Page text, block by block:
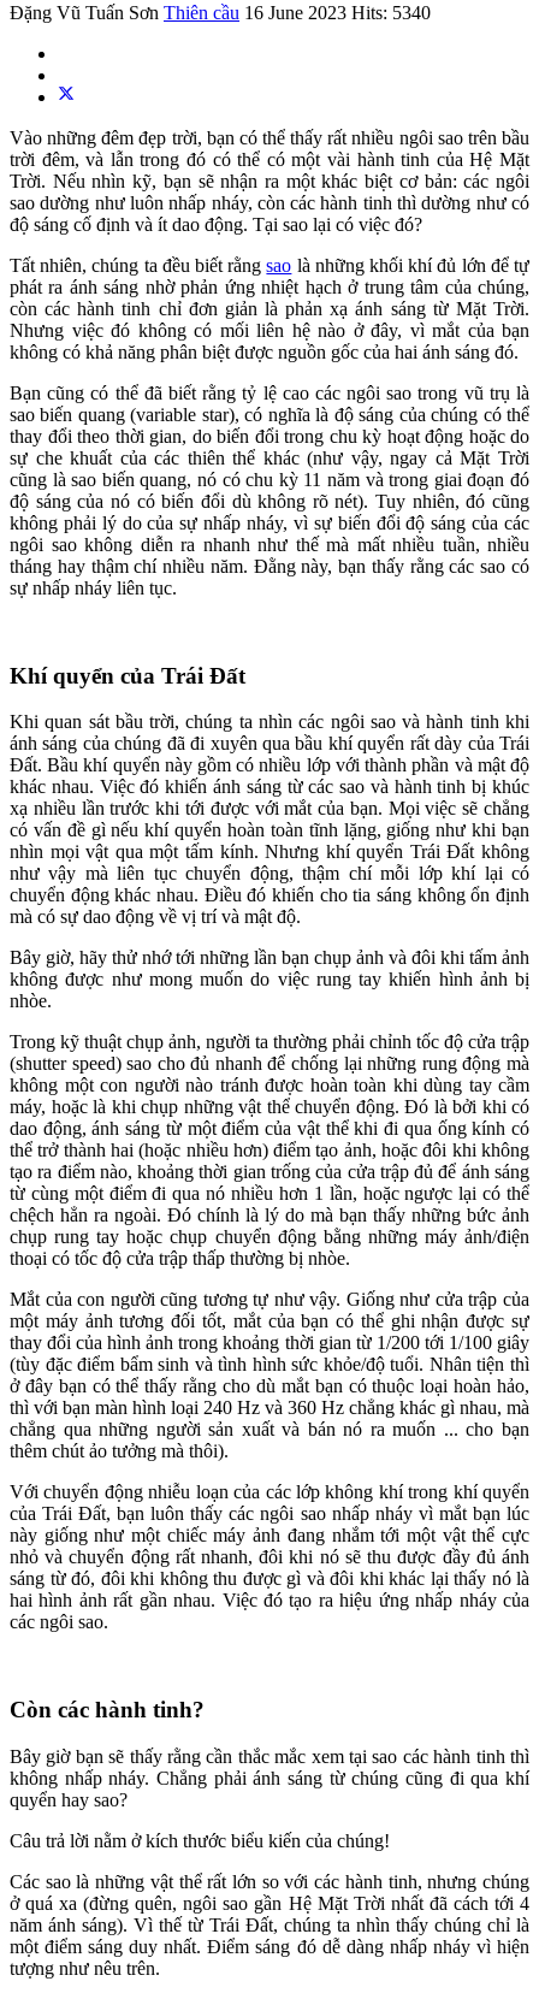
Đặng Vũ Tuấn Sơn Thiên cầu 16 June 2023 Hits: 5340
Vào những đêm đẹp trời, bạn có thể thấy rất nhiều ngôi sao trên bầu
trời đêm, và lẫn trong đó có thể có một vài hành tinh của Hệ Mặt
Trời. Nếu nhìn kỹ, bạn sẽ nhận ra một khác biệt cơ bản: các ngôi
sao dường như luôn nhấp nháy, còn các hành tinh thì dường như có
độ sáng cố định và ít dao động. Tại sao lại có việc đó?
Tất nhiên, chúng ta đều biết rằngsao là những khối khí đủ lớn để tự
phát ra ánh sáng nhờ phản ứng nhiệt hạch ở trung tâm của chúng,
còn các hành tinh chỉ đơn giản là phản xạ ánh sáng từ Mặt Trời.
Nhưng việc đó không có mối liên hệ nào ở đây, vì mắt của bạn
không có khả năng phân biệt được nguồn gốc của hai ánh sáng đó.
Bạn cũng có thể đã biết rằng tỷ lệ cao các ngôi sao trong vũ trụ là
sao biến quang (variable star), có nghĩa là độ sáng của chúng có thể
thay đổi theo thời gian, do biến đổi trong chu kỳ hoạt động hoặc do
sự che khuất của các thiên thể khác (như vậy, ngay cả Mặt Trời
cũng là sao biến quang, nó có chu kỳ 11 năm và trong giai đoạn đó
độ sáng của nó có biến đổi dù không rõ nét). Tuy nhiên, đó cũng
không phải lý do của sự nhấp nháy, vì sự biến đổi độ sáng của các
ngôi sao không diễn ra nhanh như thế mà mất nhiều tuần, nhiều
tháng hay thậm chí nhiều năm. Đằng này, bạn thấy rằng các sao có
sự nhấp nháy liên tục.
Khí quyển của Trái Đất
Khi quan sát bầu trời, chúng ta nhìn các ngôi sao và hành tinh khi
ánh sáng của chúng đã đi xuyên qua bầu khí quyển rất dày của Trái
Đất. Bầu khí quyển này gồm có nhiều lớp với thành phần và mật độ
khác nhau. Việc đó khiến ánh sáng từ các sao và hành tinh bị khúc
xạ nhiều lần trước khi tới được với mắt của bạn. Mọi việc sẽ chẳng
có vấn đề gì nếu khí quyển hoàn toàn tĩnh lặng, giống như khi bạn
nhìn mọi vật qua một tấm kính. Nhưng khí quyển Trái Đất không
như vậy mà liên tục chuyển động, thậm chí mỗi lớp khí lại có
chuyển động khác nhau. Điều đó khiến cho tia sáng không ổn định
mà có sự dao động về vị trí và mật độ.
Bây giờ, hãy thử nhớ tới những lần bạn chụp ảnh và đôi khi tấm ảnh
không được như mong muốn do việc rung tay khiến hình ảnh bị
nhòe.
Trong kỹ thuật chụp ảnh, người ta thường phải chỉnh tốc độ cửa trập
(shutter speed) sao cho đủ nhanh để chống lại những rung động mà
không một con người nào tránh được hoàn toàn khi dùng tay cầm
máy, hoặc là khi chụp những vật thể chuyển động. Đó là bởi khi có
dao động, ánh sáng từ một điểm của vật thể khi đi qua ống kính có
thể trở thành hai (hoặc nhiều hơn) điểm tạo ảnh, hoặc đôi khi không
tạo ra điểm nào, khoảng thời gian trống của cửa trập đủ để ánh sáng
từ cùng một điểm đi qua nó nhiều hơn 1 lần, hoặc ngược lại có thể
chệch hẳn ra ngoài. Đó chính là lý do mà bạn thấy những bức ảnh
chụp rung tay hoặc chụp chuyển động bằng những máy ảnh/điện
thoại có tốc độ cửa trập thấp thường bị nhòe.
Mắt của con người cũng tương tự như vậy. Giống như cửa trập của
một máy ảnh tương đối tốt, mắt của bạn có thể ghi nhận được sự
thay đổi của hình ảnh trong khoảng thời gian từ 1/200 tới 1/100 giây
(tùy đặc điểm bẩm sinh và tình hình sức khỏe/độ tuổi. Nhân tiện thì
ở đây bạn có thể thấy rằng cho dù mắt bạn có thuộc loại hoàn hảo,
thì với bạn màn hình loại 240 Hz và 360 Hz chẳng khác gì nhau, mà
chẳng qua những người sản xuất và bán nó ra muốn ... cho bạn
thêm chút ảo tưởng mà thôi).
Với chuyển động nhiễu loạn của các lớp không khí trong khí quyển
của Trái Đất, bạn luôn thấy các ngôi sao nhấp nháy vì mắt bạn lúc
này giống như một chiếc máy ảnh đang nhắm tới một vật thể cực
nhỏ và chuyển động rất nhanh, đôi khi nó sẽ thu được đầy đủ ánh
sáng từ đó, đôi khi không thu được gì và đôi khi khác lại thấy nó là
hai hình ảnh rất gần nhau. Việc đó tạo ra hiệu ứng nhấp nháy của
các ngôi sao.
Còn các hành tinh?
Bây giờ bạn sẽ thấy rằng cần thắc mắc xem tại sao các hành tinh thì
không nhấp nháy. Chẳng phải ánh sáng từ chúng cũng đi qua khí
quyển hay sao?
Câu trả lời nằm ở kích thước biểu kiến của chúng!
Các sao là những vật thể rất lớn so với các hành tinh, nhưng chúng
ở quá xa (đừng quên, ngôi sao gần Hệ Mặt Trời nhất đã cách tới 4
năm ánh sáng). Vì thế từ Trái Đất, chúng ta nhìn thấy chúng chỉ là
một điểm sáng duy nhất. Điểm sáng đó dễ dàng nhấp nháy vì hiện
tượng như nêu trên.